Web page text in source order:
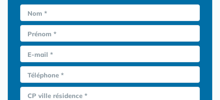
Nom *
Prénom *
E-mail *
Téléphone *
CP ville résidence *